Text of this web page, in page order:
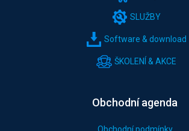
SLUŽBY
Software & download
ŠKOLENÍ & AKCE
Obchodní agenda